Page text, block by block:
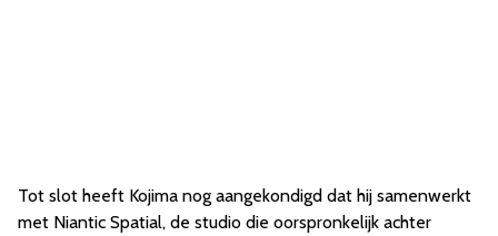
Tot slot heeft Kojima nog aangekondigd dat hij samenwerkt
met Niantic Spatial, de studio die oorspronkelijk achter